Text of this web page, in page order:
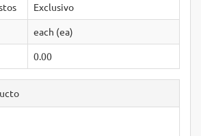
Exclusivo
each (ea)
0.00